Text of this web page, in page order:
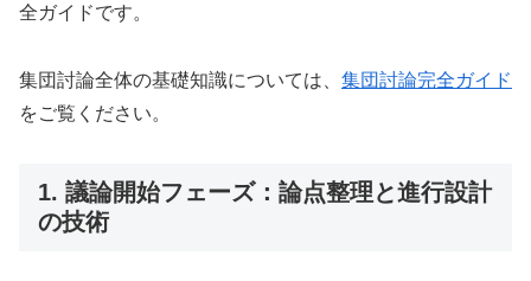
全ガイドです。
集団討論全体の基礎知識については、 集団討論完全ガイド
をご覧ください。
1. 議論開始フェーズ：論点整理と進行設計
の技術